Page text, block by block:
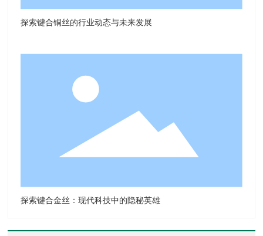
探索键合铜丝的行业动态与未来发展
探索键合金丝：现代科技中的隐秘英雄